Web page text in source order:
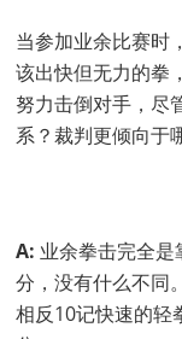
当参加业余比赛时
该出快但无力的拳
努力击倒对手，尽
系？裁判更倾向于
A: 业余拳击完全
分，没有什么不同
相反10记快速的轻